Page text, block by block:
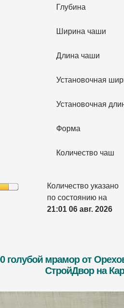
Глубина
Ширина чаши
Длина чаши
Установочная
Установочная
Форма
Количество чаш
Количество указано
по состоянию на
21:01 06 авг. 2026
голубой мрамор от
СтройДвор на